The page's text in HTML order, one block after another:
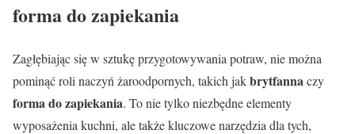
forma do zapiekania
Zagłębiając się w sztukę przygotowywania potraw, nie można
pominąć roli naczyń żaroodpornych, takich jakbrytfannaczy
forma do zapiekania. To nie tylko niezbędne elementy
wyposażenia kuchni, ale także kluczowe narzędzia dla tych,